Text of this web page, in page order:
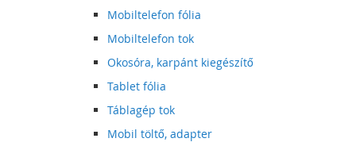
Mobiltelefon fólia
Mobiltelefon tok
Okosóra, karpánt kiegészítő
Tablet fólia
Táblagép tok
Mobil töltő, adapter